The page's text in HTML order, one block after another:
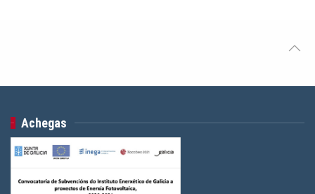
Achegas